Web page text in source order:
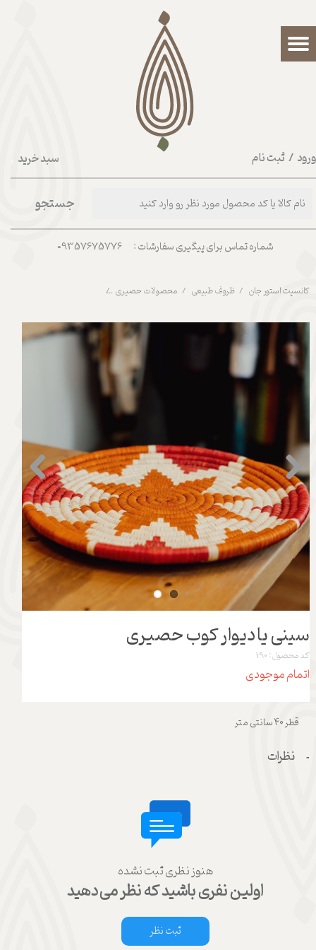
سبد خرید / ثبت نام
حساب کاربری من
تغییر گذر واژه
شماره تماس برای پیگیری سفارشات : 09357675776
جستجو
کانسپت استور جان ظروف طبیعی محصولات حصیری
سینی یا دیوار کوب حصیری
کد محصول: 190
اتمام موجودی
قطر 40 سانتی متر
نظرات
هنوز نظری ثبت نشده
اولین نفری باشید که نظر می‌دهید
ثبت نظر